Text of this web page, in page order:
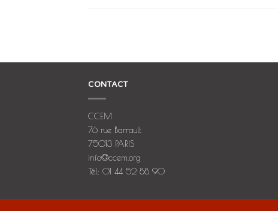
CONTACT
CCEM
76 rue Barrault
75013 PARIS
info@ccem.org
Tél: 01 44 52 88 90